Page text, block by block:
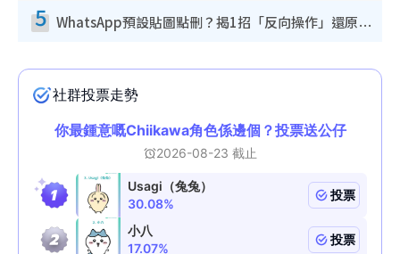
5 WhatsApp預設貼圖點刪？揭1招「反向操作」還原簡潔介面 附3步實測教學